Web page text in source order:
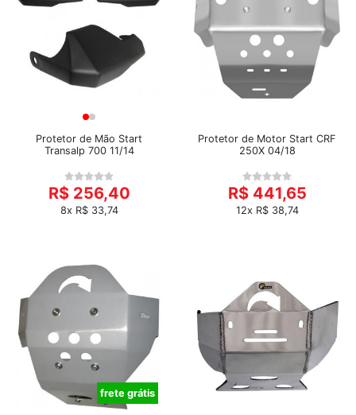
Protetor de Mão Start
Transalp 700 11/14
R$ 256,40
8x R$ 33,74
Protetor de Motor Start CRF
250X 04/18
R$ 441,65
12x R$ 38,74
frete grátis